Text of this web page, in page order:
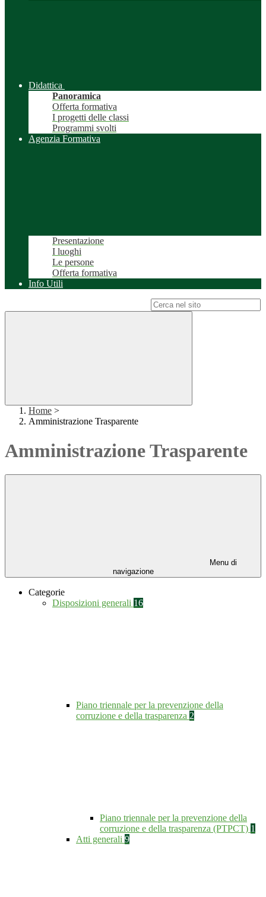
Didattica
Panoramica
Offerta formativa
I progetti delle classi
Programmi svolti
Agenzia Formativa
Presentazione
I luoghi
Le persone
Offerta formativa
Info Utili
Home >
Amministrazione Trasparente
Amministrazione Trasparente
Menu di
navigazione
Categorie
Disposizioni generali 16
Piano triennale per la prevenzione della
corruzione e della trasparenza 2
Piano triennale per la prevenzione della
corruzione e della trasparenza (PTPCT) 1
Atti generali 9